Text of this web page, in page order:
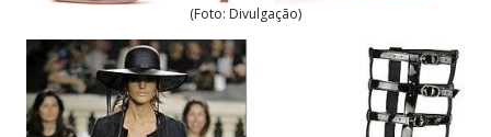
(Foto: Divulgação)